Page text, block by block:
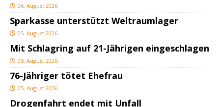
06. August 2026
Sparkasse unterstützt Weltraumlager
05. August 2026
Mit Schlagring auf 21-Jährigen eingeschlagen
05. August 2026
76-Jähriger tötet Ehefrau
05. August 2026
Drogenfahrt endet mit Unfall